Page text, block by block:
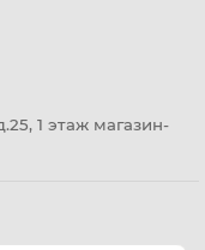
1 этаж магазин-